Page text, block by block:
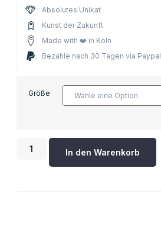
Absolutes Unikat
Kunst der Zukunft
Made with ❤️ in Köln
Bezahle nach 30 Tagen via Paypal
Größe
In den Warenkorb